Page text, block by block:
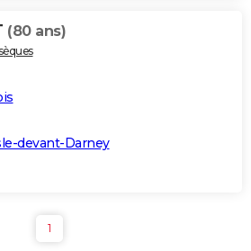
(80 ans)
devant-Darney
1